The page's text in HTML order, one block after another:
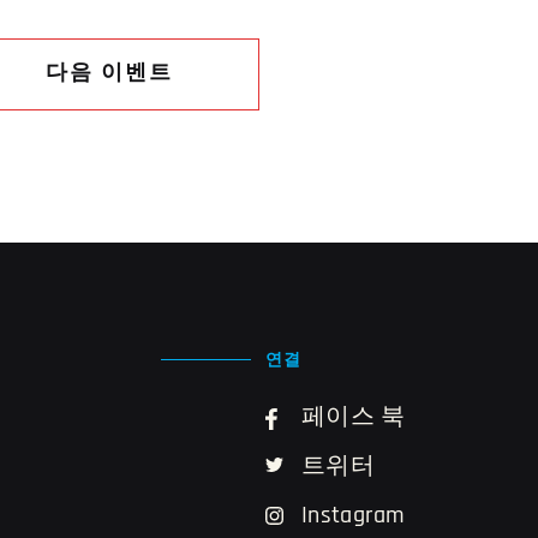
다음 이벤트
연결
페이스 북
트위터
Instagram